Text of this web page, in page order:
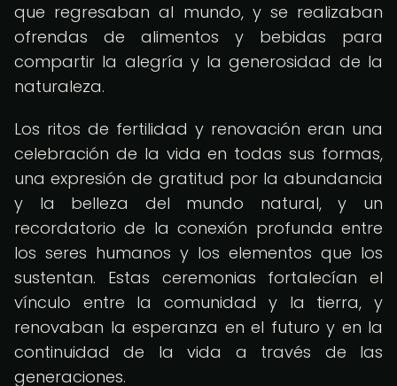
que regresaban al mundo, y se realizaban
ofrendas de alimentos y bebidas para
compartir la alegría y la generosidad de la
naturaleza.
Los ritos de fertilidad y renovación eran una
celebración de la vida en todas sus formas,
una expresión de gratitud por la abundancia
y la belleza del mundo natural, y un
recordatorio de la conexión profunda entre
los seres humanos y los elementos que los
sustentan. Estas ceremonias fortalecían el
vínculo entre la comunidad y la tierra, y
renovaban la esperanza en el futuro y en la
continuidad de la vida a través de las
generaciones.